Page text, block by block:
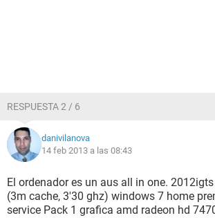
RESPUESTA 2 / 6
danivilanova
14 feb 2013 a las 08:43
El ordenador es un aus all in one.
(3m cache, 3'30 ghz) windows 7 home
service Pack 1 grafica amd radeon hd